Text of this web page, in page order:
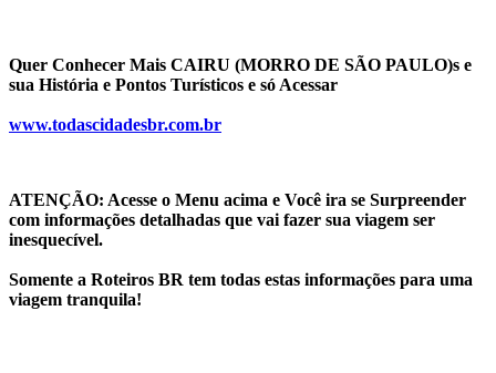
Quer Conhecer Mais CAIRU (MORRO DE SÃO PAULO)s e
sua História e Pontos Turísticos e só Acessar
www.todascidadesbr.com.br
ATENÇÃO: Acesse o Menu acima e Você ira se Surpreender
com informações detalhadas que vai fazer sua viagem ser
inesquecível.
Somente a Roteiros BR tem todas estas informações para uma
viagem tranquila!